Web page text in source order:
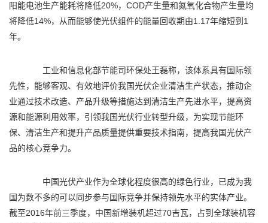
阳能电池生产能耗将降低20%，COD产生量和氮氧化合物产生量均
将降低14%，从而能够使光伏组件的能量回收期由1.17年缩短到1
年。
工业和信息化部节能司环保处王磊称，该体系具有国际领
先性，能够客观、有效地评价我国光伏企业清洁生产状态，推动企
业通过技术改造、产品升级等措施达到清洁生产先进水平，提高资
源和能源利用效率，引领我国光伏行业转型升级，为实现节能环
保、清洁生产和提升产品质量提供重要技术指南，提高我国光伏产
品的核心竞争力。
中国光伏产业作为全球化程度很高的绿色行业，已成为我
国为数不多的可以同步参与国际竞争并保持领先水平的实体产业。
截至2016年前三季度，中国新增装机超过70吉瓦，占到全球装机容